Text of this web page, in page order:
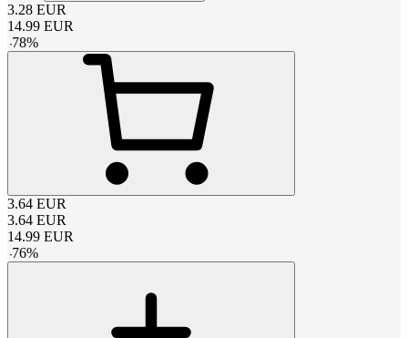
3.28 EUR
14.99 EUR
-78%
3.64 EUR
3.64 EUR
14.99 EUR
-76%